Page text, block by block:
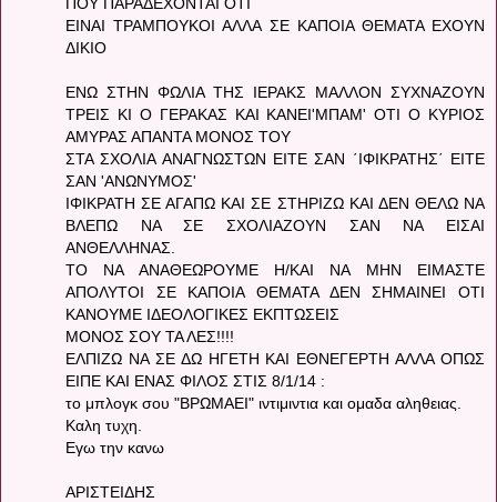
ΕΙΝΑΙ ΤΡΑΜΠΟΥΚΟΙ ΑΛΛΑ ΣΕ ΚΑΠΟΙΑ ΘΕΜΑΤΑ ΕΧΟΥΝ
ΔΙΚΙΟ
ΕΝΩ ΣΤΗΝ ΦΩΛΙΑ ΤΗΣ ΙΕΡΑΚΣ ΜΑΛΛΟΝ ΣΥΧΝΑΖΟΥΝ
ΤΡΕΙΣ ΚΙ Ο ΓΕΡΑΚΑΣ ΚΑΙ ΚΑΝΕΙ'ΜΠΑΜ' ΟΤΙ Ο ΚΥΡΙΟΣ
ΑΜΥΡΑΣ ΑΠΑΝΤΑ ΜΟΝΟΣ ΤΟΥ
ΣΤΑ ΣΧΟΛΙΑ ΑΝΑΓΝΩΣΤΩΝ ΕΙΤΕ ΣΑΝ ΄ΙΦΙΚΡΑΤΗΣ΄ ΕΙΤΕ
ΣΑΝ 'ΑΝΩΝΥΜΟΣ'
ΙΦΙΚΡΑΤΗ ΣΕ ΑΓΑΠΩ ΚΑΙ ΣΕ ΣΤΗΡΙΖΩ ΚΑΙ ΔΕΝ ΘΕΛΩ ΝΑ
ΒΛΕΠΩ ΝΑ ΣΕ ΣΧΟΛΙΑΖΟΥΝ ΣΑΝ ΝΑ ΕΙΣΑΙ
ΑΝΘΕΛΛΗΝΑΣ.
ΤΟ ΝΑ ΑΝΑΘΕΩΡΟΥΜΕ Η/ΚΑΙ ΝΑ ΜΗΝ ΕΙΜΑΣΤΕ
ΑΠΟΛΥΤΟΙ ΣΕ ΚΑΠΟΙΑ ΘΕΜΑΤΑ ΔΕΝ ΣΗΜΑΙΝΕΙ ΟΤΙ
ΚΑΝΟΥΜΕ ΙΔΕΟΛΟΓΙΚΕΣ ΕΚΠΤΩΣΕΙΣ
ΜΟΝΟΣ ΣΟΥ ΤΑ ΛΕΣ!!!!
ΕΛΠΙΖΩ ΝΑ ΣΕ ΔΩ ΗΓΕΤΗ ΚΑΙ ΕΘΝΕΓΕΡΤΗ ΑΛΛΑ ΟΠΩΣ
ΕΙΠΕ ΚΑΙ ΕΝΑΣ ΦΙΛΟΣ ΣΤΙΣ 8/1/14 :
το μπλογκ σου "ΒΡΩΜΑΕΙ" ιντιμιντια και ομαδα αληθειας.
Καλη τυχη.
Εγω την κανω
ΑΡΙΣΤΕΙΔΗΣ